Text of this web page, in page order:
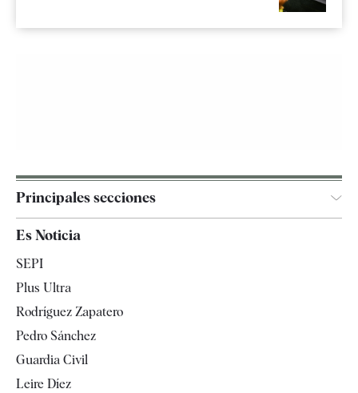
Principales secciones
España
Televisión
Es Noticia
SEPI
Plus Ultra
Rodríguez Zapatero
Pedro Sánchez
Guardia Civil
Leire Díez